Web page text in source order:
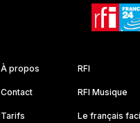
À propos
Contact
Tarifs
RFI
RFI Musique
Le français